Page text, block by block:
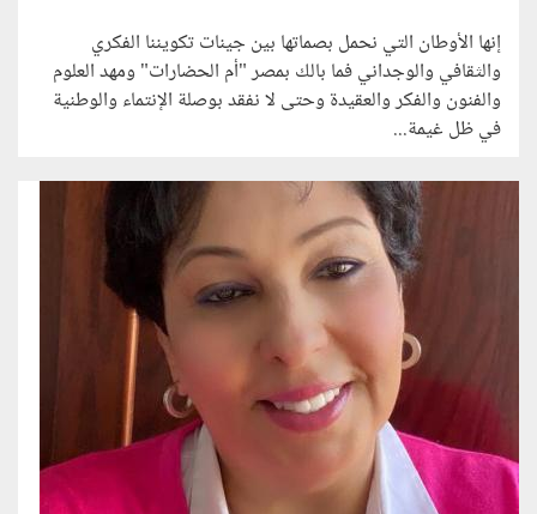
إنها الأوطان التي نحمل بصماتها بين جينات تكويننا الفكري
والثقافي والوجداني فما بالك بمصر "أم الحضارات" ومهد العلوم
والفنون والفكر والعقيدة وحتى لا نفقد بوصلة الإنتماء والوطنية
في ظل غيمة...